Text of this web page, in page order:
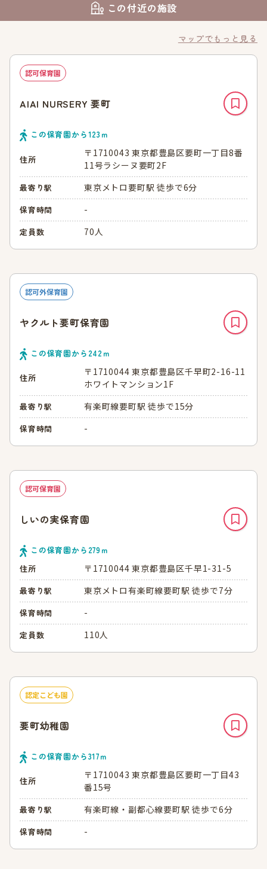
この付近の施設
マップでもっと見る
認可保育園
AIAI NURSERY 要町
この保育園から123ｍ
住所
〒1710043 東京都豊島区要町一丁目8番
11号ラシーヌ要町2F
最寄り駅 東京メトロ要町駅 徒歩で6分
保育時間 -
定員数 70人
認可外保育園
ヤクルト要町保育園
この保育園から 242ｍ
住所
〒1710044 東京都豊島区千早町2-16-11
ホワイトマンション1F
最寄り駅 有楽町線要町駅 徒歩で15分
保育時間 -
認可保育園
しいの実保育園
この保育園から 279ｍ
住所
〒1710044 東京都豊島区千早1-31-5
最寄り駅 東京メトロ有楽町線要町駅 徒歩で7分
保育時間 -
定員数 110人
認定こども園
要町幼稚園
この保育園から317ｍ
住所
〒1710043 東京都豊島区要町一丁目43
番15号
最寄り駅 有楽町線・副都心線要町駅 徒歩で6分
保育時間 -